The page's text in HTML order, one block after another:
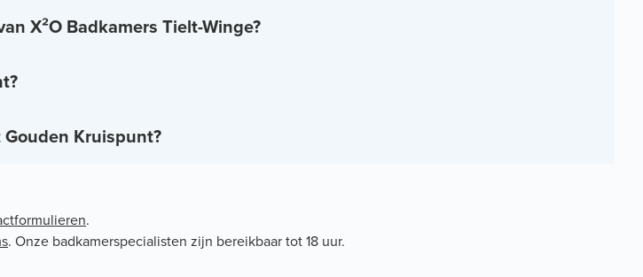
X²O Badkamers Tielt-Winge?
Kruispunt?
.
. Onze badkamerspecialisten zijn bereikbaar tot 18 uur.